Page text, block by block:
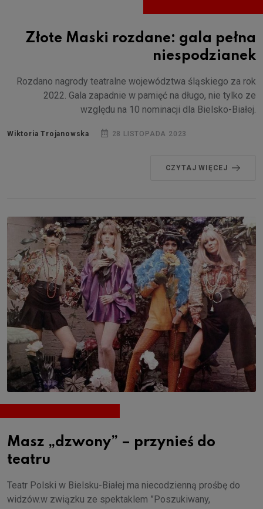
Złote Maski rozdane: gala pełna
niespodzianek
Rozdano nagrody teatralne województwa śląskiego za rok
2022. Gala zapadnie w pamięć na długo, nie tylko ze
względu na 10 nominacji dla Bielsko-Białej.
Wiktoria Trojanowska 28 LISTOPADA 2023
CZYTAJ WIĘCEJ
Masz „dzwony” – przynieś do
teatru
Teatr Polski w Bielsku-Białej ma niecodzienną prośbę do
widzów.w związku ze spektaklem ”Poszukiwany,